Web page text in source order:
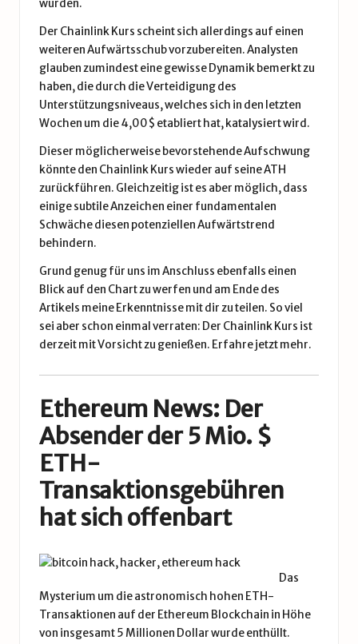
wurden.
Der Chainlink Kurs scheint sich allerdings auf einen
weiteren Aufwärtsschub vorzubereiten. Analysten
glauben zumindest eine gewisse Dynamik bemerkt zu
haben, die durch die Verteidigung des
Unterstützungsniveaus, welches sich in den letzten
Wochen um die 4,00$ etabliert hat, katalysiert wird.
Dieser möglicherweise bevorstehende Aufschwung
könnte den Chainlink Kurs wieder auf seine ATH
zurückführen. Gleichzeitig ist es aber möglich, dass
einige subtile Anzeichen einer fundamentalen
Schwäche diesen potenziellen Aufwärtstrend
behindern.
Grund genug für uns im Anschluss ebenfalls einen
Blick auf den Chart zu werfen und am Ende des
Artikels meine Erkenntnisse mit dir zu teilen. So viel
sei aber schon einmal verraten: Der Chainlink Kurs ist
derzeit mit Vorsicht zu genießen. Erfahre jetzt mehr.
Ethereum News: Der
Absender der 5 Mio. $
ETH-
Transaktionsgebühren
hat sich offenbart
Das
Mysterium um die astronomisch hohen ETH-
Transaktionen auf der Ethereum Blockchain in Höhe
von insgesamt 5 Millionen Dollar wurde enthüllt.